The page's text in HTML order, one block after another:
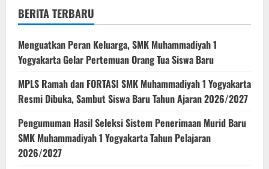
BERITA TERBARU
Menguatkan Peran Keluarga, SMK Muhammadiyah 1
Yogyakarta Gelar Pertemuan Orang Tua Siswa Baru
MPLS Ramah dan FORTASI SMK Muhammadiyah 1 Yogyakarta
Resmi Dibuka, Sambut Siswa Baru Tahun Ajaran 2026/2027
Pengumuman Hasil Seleksi Sistem Penerimaan Murid Baru
SMK Muhammadiyah 1 Yogyakarta Tahun Pelajaran
2026/2027